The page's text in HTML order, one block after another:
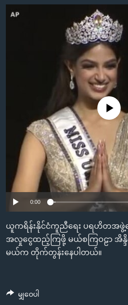
ကျော်
ရှာဖွေ
နေရာ
ကျော်
ရန်
အစ္စရေး-ပါလက်စတိုင်း
အင်္ဂလိပ်စာလေ့လာမယ်
အမေရိကန်သုံးအီဒီယံ
မကြေးမုံရဲ့ အင်္ဂလိပ်စာ
ရုပ်ရှင်ထဲက အင်္ဂလိပ်စာ
သုတပဒေသာ အင်္ဂလိပ်စာ
ရေဒီယိုနှင့်ရုပ်သံ အချက်အလက်များ
ရေဒီယို/တီဗွီအစီအစဉ်
ဗွီအိုအေ လူမှုကွန်ယက်များ
ဘာသာစကားများ
No media source
0:00
ယူကရိန်းနိုင်ငံကူညီရေး ပရဟိတအ
အလှုငွေထည့်ကြဖို့ မယ်စကြဝဠာ အိန္
မယ်က တိုက်တွန်းနေပါတယ်။
မျှဝေပါ